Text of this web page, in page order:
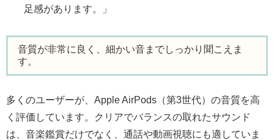
足感があります。」
音質が非常に良く、細かい音までしっかり聞こえま
す。
多くのユーザーが、Apple AirPods（第3世代）の音質を高
く評価しています。クリアでバランスの取れたサウンド
は、音楽鑑賞だけでなく、通話や動画視聴にも適していま